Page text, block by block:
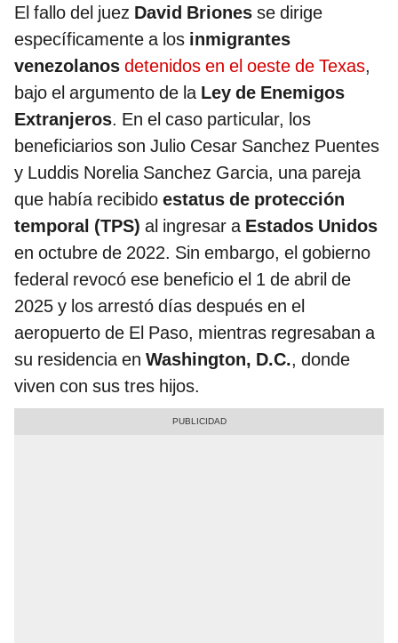
El fallo del juez David Briones se dirige
específicamente a los inmigrantes
venezolanos detenidos en el oeste de Texas,
bajo el argumento de la Ley de Enemigos
Extranjeros. En el caso particular, los
beneficiarios son Julio Cesar Sanchez Puentes
y Luddis Norelia Sanchez Garcia, una pareja
que había recibido estatus de protección
temporal (TPS) al ingresar a Estados Unidos
en octubre de 2022. Sin embargo, el gobierno
federal revocó ese beneficio el 1 de abril de
2025 y los arrestó días después en el
aeropuerto de El Paso, mientras regresaban a
su residencia en Washington, D.C., donde
viven con sus tres hijos.